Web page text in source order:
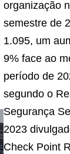
organização
semestre de
1.095, um
9% face ao
período de
segundo o
Segurança
2023
Check Point